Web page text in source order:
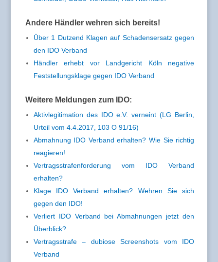
Andere Händler wehren sich bereits!
Über 1 Dutzend Klagen auf Schadensersatz gegen
den IDO Verband
Händler erhebt vor Landgericht Köln negative
Feststellungsklage gegen IDO Verband
Weitere Meldungen zum IDO:
Aktivlegitimation des IDO e.V. verneint (LG Berlin,
Urteil vom 4.4.2017, 103 O 91/16)
Abmahnung IDO Verband erhalten? Wie Sie richtig
reagieren!
Vertragsstrafenforderung vom IDO Verband
erhalten?
Klage IDO Verband erhalten? Wehren Sie sich
gegen den IDO!
Verliert IDO Verband bei Abmahnungen jetzt den
Überblick?
Vertragsstrafe – dubiose Screenshots vom IDO
Verband